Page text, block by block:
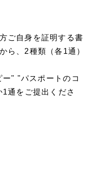
ご自身を証明する書
ら、2種類（各1通）
" "パスポートのコ
通をご提出くださ